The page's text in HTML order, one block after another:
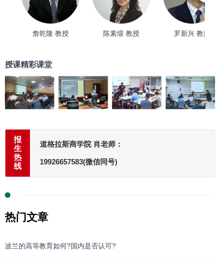
詹乾隆 教授 陈素缎 教授 罗新兴 教授
授课精彩课堂
报
生
热
线
道格拉斯商学院 肖老师：
19926657583(微信同号)
热门文章
波兰的高等教育如何?国内是否认可?